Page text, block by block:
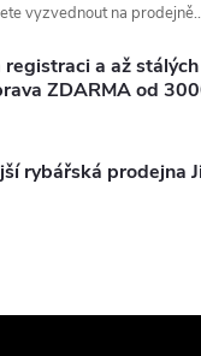
vyzvednout na
registraci a až
ZDARMA od
rybářská prodejna